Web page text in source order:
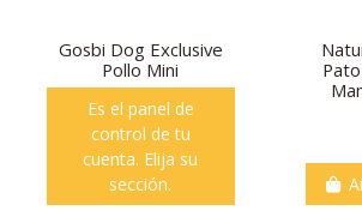
Gosbi Dog Exclusive
Pollo Mini
Es el panel de
control de tu
cuenta. Elija su
sección.